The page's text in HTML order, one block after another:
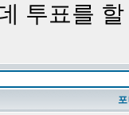
투표를